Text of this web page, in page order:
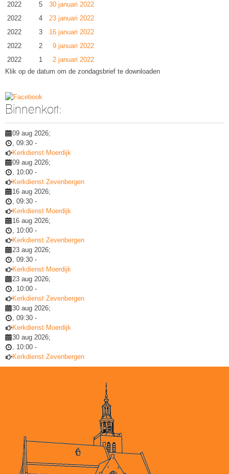
2022
5
30 januari 2022
2022
4
23 januari 2022
2022
3
16 januari 2022
2022
2
9 januari 2022
2022
1
2 januari 2022
Klik op de datum om de zondagsbrief te downloaden
Binnenkort:
09 aug 2026;
, 09:30 -
Kerkdienst Moerdijk
09 aug 2026;
, 10:00 -
Kerkdienst Zevenbergen
16 aug 2026;
, 09:30 -
Kerkdienst Moerdijk
16 aug 2026;
, 10:00 -
Kerkdienst Zevenbergen
23 aug 2026;
, 09:30 -
Kerkdienst Moerdijk
23 aug 2026;
, 10:00 -
Kerkdienst Zevenbergen
30 aug 2026;
, 09:30 -
Kerkdienst Moerdijk
30 aug 2026;
, 10:00 -
Kerkdienst Zevenbergen